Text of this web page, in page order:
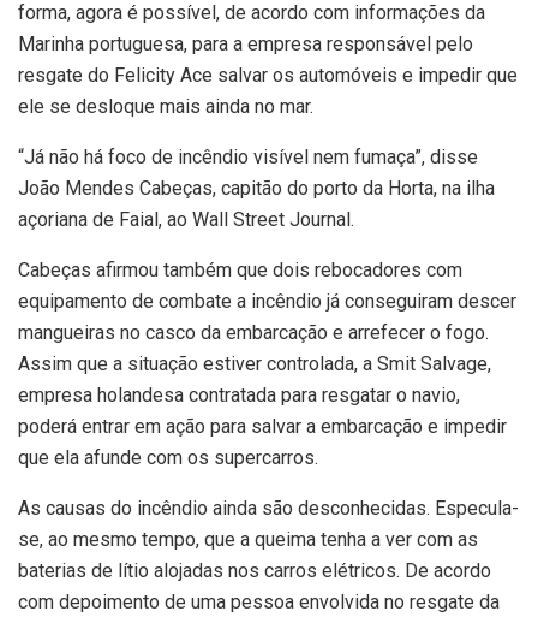
forma, agora é possível, de acordo com informações da
Marinha portuguesa, para a empresa responsável pelo
resgate do Felicity Ace salvar os automóveis e impedir que
ele se desloque mais ainda no mar.
“Já não há foco de incêndio visível nem fumaça”, disse
João Mendes Cabeças, capitão do porto da Horta, na ilha
açoriana de Faial, ao Wall Street Journal.
Cabeças afirmou também que dois rebocadores com
equipamento de combate a incêndio já conseguiram descer
mangueiras no casco da embarcação e arrefecer o fogo.
Assim que a situação estiver controlada, a Smit Salvage,
empresa holandesa contratada para resgatar o navio,
poderá entrar em ação para salvar a embarcação e impedir
que ela afunde com os supercarros.
As causas do incêndio ainda são desconhecidas. Especula-
se, ao mesmo tempo, que a queima tenha a ver com as
baterias de lítio alojadas nos carros elétricos. De acordo
com depoimento de uma pessoa envolvida no resgate da